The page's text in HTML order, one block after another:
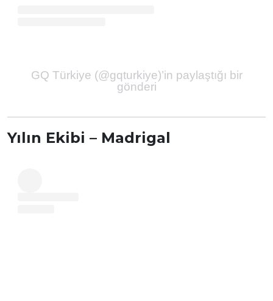
GQ Türkiye (@gqturkiye)’in paylaştığı bir
gönderi
Yılın Ekibi – Madrigal